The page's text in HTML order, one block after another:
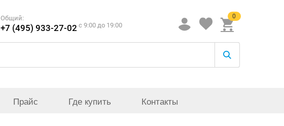
Общий:
+7 (495) 933-27-02 c 9:00 до 19:00
0
Прайс Где купить Контакты